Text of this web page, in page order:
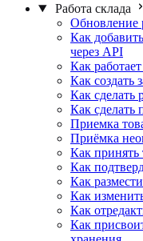
Работа склада
Обновление
Как
через API
Как
Как создать
Как сделать
Как сделать
Приемка
Приёмка
Как
Как
Как
Как
Как
Как